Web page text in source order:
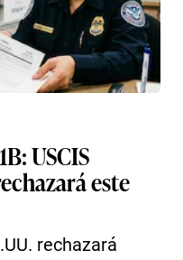
USCIS
este
rechazará